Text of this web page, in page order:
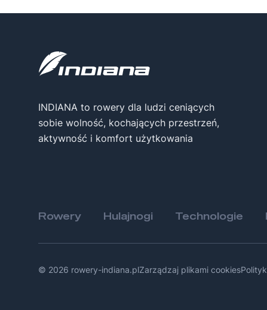
INDIANA to rowery dla ludzi ceniących
sobie wolność, kochających przestrzeń,
aktywność i komfort użytkowania
Rowery Hulajnogi Technologie
© 2026 rowery-indiana.plZarządzaj plikami cookies